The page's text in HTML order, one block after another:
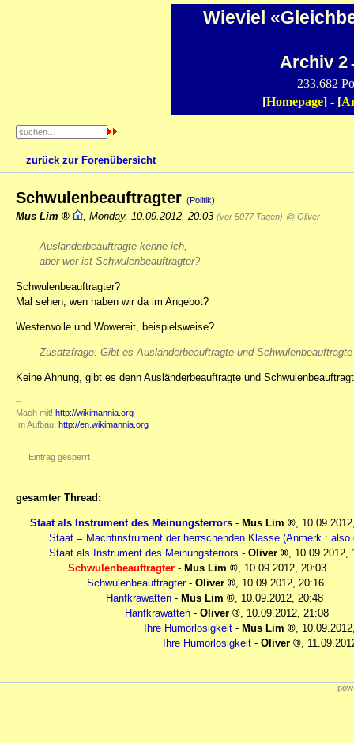
Wieviel
Archiv 2
233.682
[Homepage] - [
zurück zur Forenübersicht
Schwulenbeauftragter (Politik)
Mus Lim Monday, 10.09.2012, 20:03 (vor 5077 Tagen) @ Oliver
Ausländerbeauftragte kenne ich,
aber wer ist Schwulenbeauftragter?
Schwulenbeauftragter?
Mal sehen, wen haben wir da im Angebot?
Westerwolle und Wowereit, beispielsweise?
Zusatzfrage: Gibt es Ausländerbeauftragte und
Keine Ahnung, gibt es denn Ausländerbeauftragte und
--
Mach mit! http://wikimannia.org
Im Aufbau: http://en.wikimannia.org
Eintrag gesperrt
gesamter Thread:
Staat als Instrument des Meinungsterrors - Mus Lim ,
Staat = Machtinstrument der herrschenden Klasse (Anmerk.: also
Staat als Instrument des Meinungsterrors - Oliver , 10.09.2012,
Schwulenbeauftragter - Mus Lim , 10.09.2012, 20:03
Schwulenbeauftragter- Oliver , 10.09.2012, 20:16
Hanfkrawatten - Mus Lim , 10.09.2012, 20:48
Hanfkrawatten - Oliver , 10.09.2012, 21:08
Ihre Humorlosigkeit - Mus Lim ,
Ihre Humorlosigkeit - Oliver ,